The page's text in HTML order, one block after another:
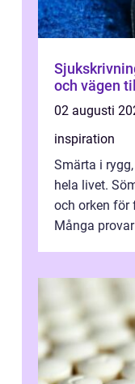
Sjukskrivning rättigheter,
och vägen
02 augusti
inspiration
Smärta i
hela livet.
och orken för
Många